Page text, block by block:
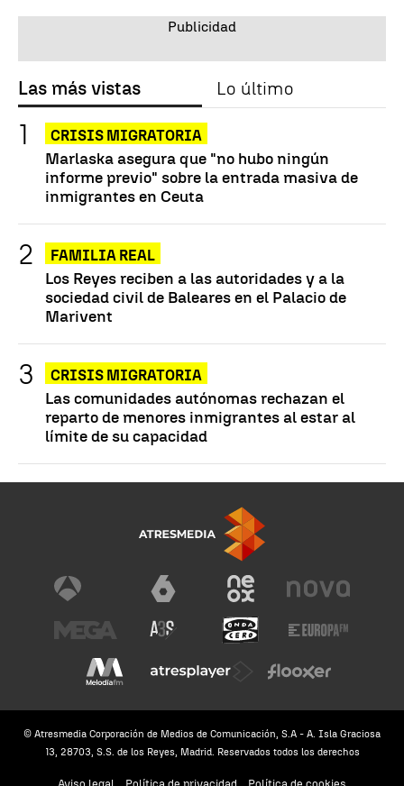
Las más vistas Lo último
CRISIS MIGRATORIA
Marlaska asegura que "no hubo ningún
informe previo" sobre la entrada masiva de
inmigrantes en Ceuta
FAMILIA REAL
Los Reyes reciben a las autoridades y a la
sociedad civil de Baleares en el Palacio de
Marivent
CRISIS MIGRATORIA
Las comunidades autónomas rechazan el
reparto de menores inmigrantes al estar al
límite de su capacidad
© Atresmedia Corporación de Medios de Comunicación, S.A - A. Isla Graciosa
13, 28703, S.S. de los Reyes, Madrid. Reservados todos los derechos